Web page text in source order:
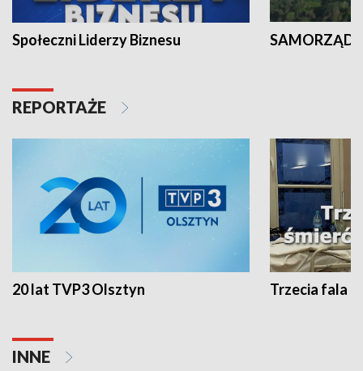
Społeczni Liderzy Biznesu SAMORZĄD
REPORTAŻE
20 lat TVP3 Olsztyn Trzecia fala -
INNE